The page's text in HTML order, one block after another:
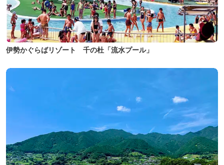
伊勢かぐらばリゾート 千の杜「流水プール」